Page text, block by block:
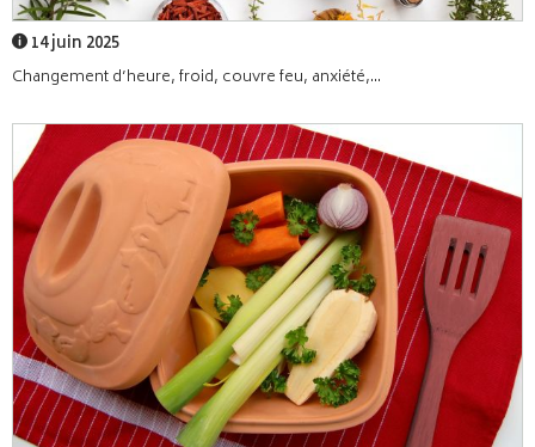
14 juin 2025
Changement d’heure, froid, couvre feu, anxiété,...